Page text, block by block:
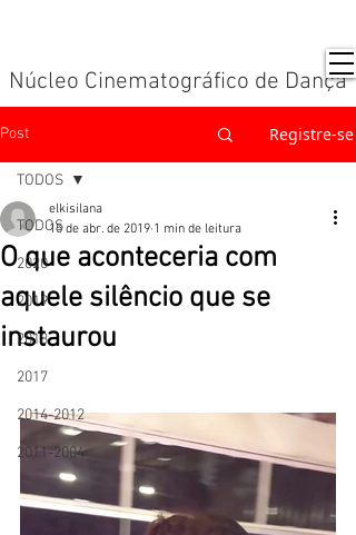
Núcleo Cinematográfico de Dança
Post Registre-se
TODOS
2020
2019
2018
2017
2014-2012
2011-2004
TODOS
O que aconteceria com
aquele silêncio que se
instaurou
elkisilana
15 de abr. de 2019 1 min de leitura